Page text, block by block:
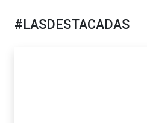
#LASDESTACADAS